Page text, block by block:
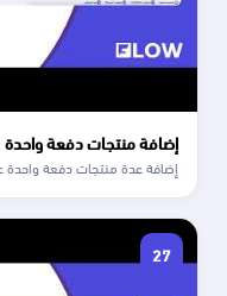
إضافة منتجات دفعة واحدة
إضافة عدة منتجات دفعة واحدة
27